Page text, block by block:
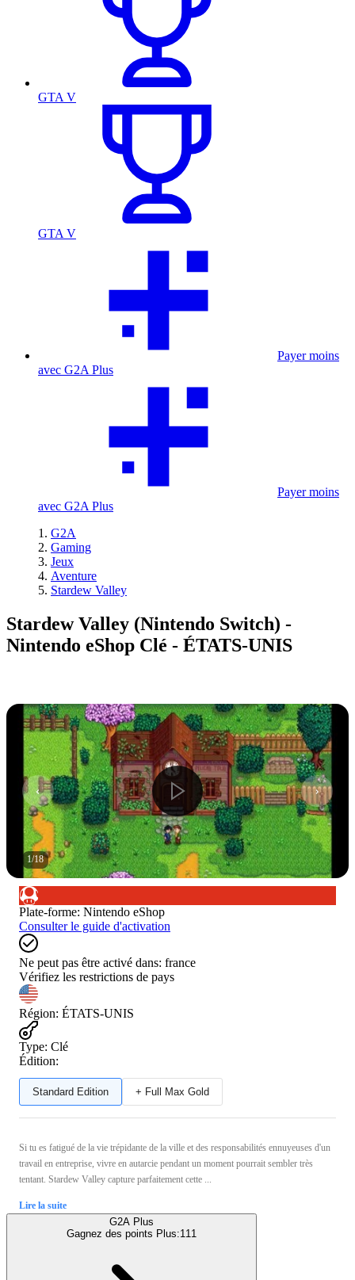
GTA V
GTA V
Payer moins
avec G2A Plus
Payer moins
avec G2A Plus
G2A
Gaming
Jeux
Aventure
Stardew Valley
Stardew Valley (Nintendo Switch) -
Nintendo eShop Clé - ÉTATS-UNIS
1/18
Plate-forme: Nintendo eShop
Consulter le guide d'activation
Ne peut pas être activé dans: france
Vérifiez les restrictions de pays
Région: ÉTATS-UNIS
Type: Clé
Édition:
Standard Edition + Full Max Gold
Si tu es fatigué de la vie trépidante de la ville et des responsabilités ennuyeuses d'un
travail en entreprise, vivre en autarcie pendant un moment pourrait sembler très
tentant. Stardew Valley capture parfaitement cette ...
Lire la suite
G2A Plus
Gagnez des points Plus:111